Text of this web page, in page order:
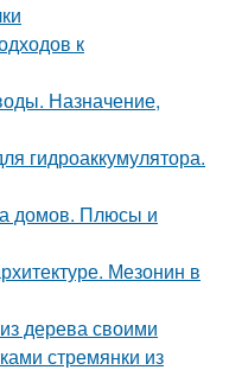
к
Назначение,
гидроаккумулятора.
домов. Плюсы и
Мезонин в
дерева своими
стремянки из